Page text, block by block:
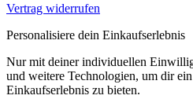
Vertrag widerrufen
Personalisiere dein Einkaufserlebnis
Nur mit deiner individuellen
und weitere Technologien, um dir
Einkaufserlebnis zu bieten.